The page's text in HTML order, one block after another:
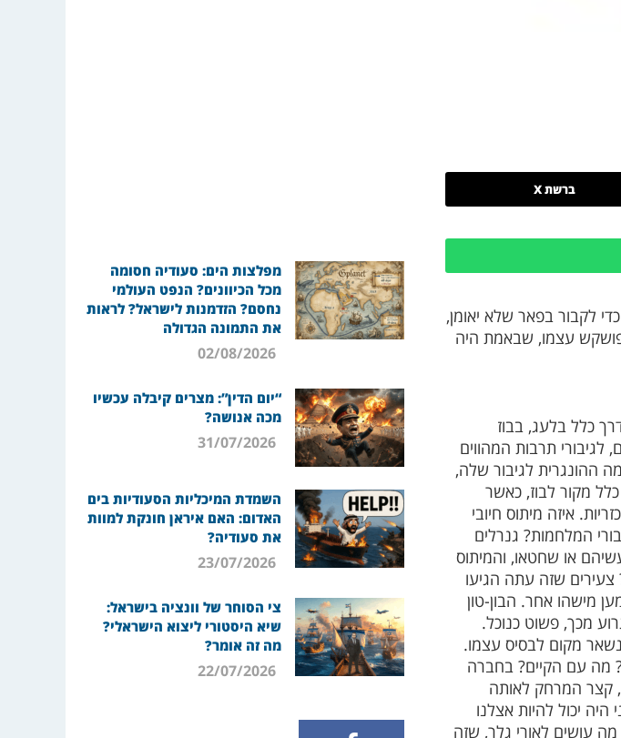
ברשת X
לקבור בפאר שלא יאומן,
פושקש עצמו, שבאמת היה
כלל בלעג, בבוז
לגיבורי תרבות המהווים
ההונגרית לגיבור שלה,
מקור לבוז, כאשר
איזה מיתוס חיובי
המלחמות? גנרלים
או שחטאו, והמיתוס
צעירים שזה עתה הגיעו
מישהו אחר. הבון-טון
מכך, פשוט כנוכל.
מקום לבסיס עצמו.
מה עם הקיים? בחברה
קצר המרחק לאותה
יכול להיות אצלנו
עושים לאורי גלר, שזה
מפלצות הים: סעודיה חסומה
מכל הכיוונים? הנפט העולמי
נחסם? הזדמנות לישראל? לראות
את התמונה הגדולה
02/08/2026
“יום הדין”: מצרים קיבלה עכשיו
מכה אנושה?
31/07/2026
השמדת המיכליות הסעודיות בים
האדום: האם איראן חונקת למוות
את סעודיה?
23/07/2026
צי הסוחר של וונציה בישראל:
שיא היסטורי ליצוא הישראלי?
מה זה אומר?
22/07/2026